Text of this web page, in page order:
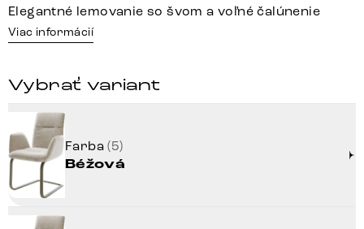
Elegantné lemovanie so švom a voľné čalúnenie
Viac informácií
Vybrať variant
Farba(5)
Béžová